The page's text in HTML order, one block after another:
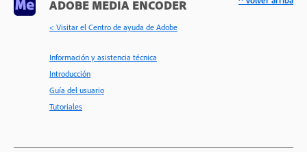
ADOBE MEDIA ENCODER
< Visitar el Centro de ayuda de Adobe
Información y asistencia técnica
Introducción
Guía del usuario
Tutoriales